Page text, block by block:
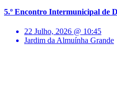
5.º Encontro Intermunicipal de
22 Julho, 2026 @ 10:45
Jardim da Almuínha Grande